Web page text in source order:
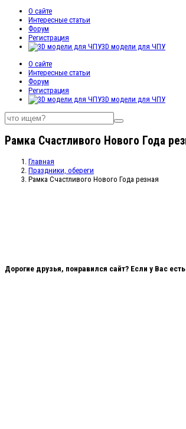
О сайте
Интересные статьи
Форум
Регистрация
3D модели для ЧПУ
О сайте
Интересные статьи
Форум
Регистрация
3D модели для ЧПУ
Рамка Счастливого Нового Года
Главная
Праздники, обереги
Рамка Счастливого Нового Года резная
Дорогие друзья, понравился сайт? Если у Вас